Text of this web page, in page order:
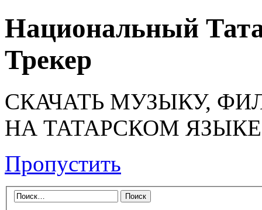
Национальный
Трекер
СКАЧАТЬ МУЗЫКУ,
НА ТАТАРСКОМ ЯЗЫКЕ
Пропустить